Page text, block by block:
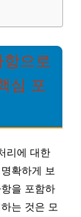
으로
심 포
리에 대한
확하게 보
을 포함하
는 것은 모